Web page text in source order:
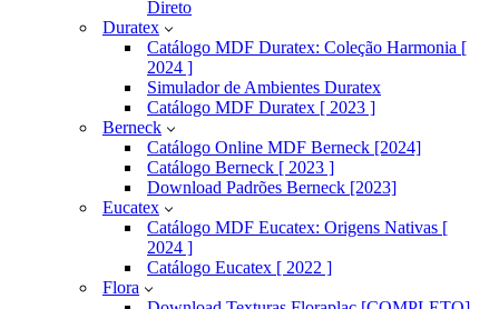
Direto
Duratex
Catálogo MDF Duratex: Coleção Harmonia [
2024 ]
Simulador de Ambientes Duratex
Catálogo MDF Duratex [ 2023 ]
Berneck
Catálogo Online MDF Berneck [2024]
Catálogo Berneck [ 2023 ]
Download Padrões Berneck [2023]
Eucatex
Catálogo MDF Eucatex: Origens Nativas [
2024 ]
Catálogo Eucatex [ 2022 ]
Flora